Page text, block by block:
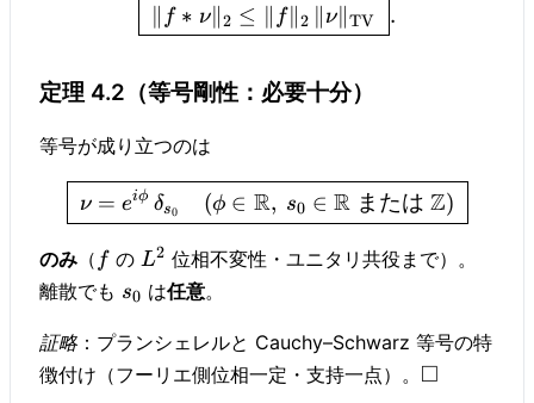
f ∗ ν∥ 2 ≤ f∥ 2 ν ∥TV .
定理 4.2（等号剛性：必要十分）
等号が成り立つのは
ν = eiϕ δs0 (ϕ ∈ R, s0 ∈ R または Z)
のみ （ f の L2 位相不変性・ユニタリ共役まで）。
離散でも s0 は任意。
証略 ：プランシェレルと Cauchy–Schwarz 等号の特
徴付け（フーリエ側位相一定・支持一点）。 □